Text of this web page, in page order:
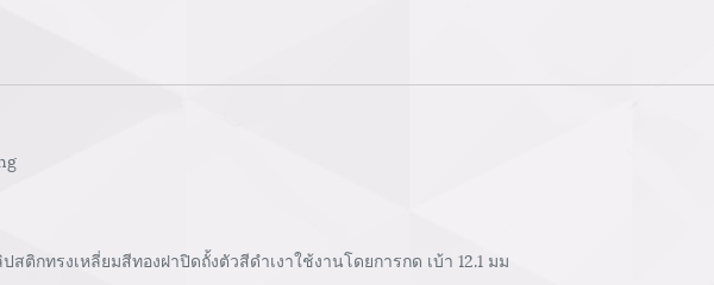
ติกทรงเหลี่ยมสีทองฝาปิดถั้งตัวสีดำเงาใช้งานโดยการกด เบ้า 12.1 มม